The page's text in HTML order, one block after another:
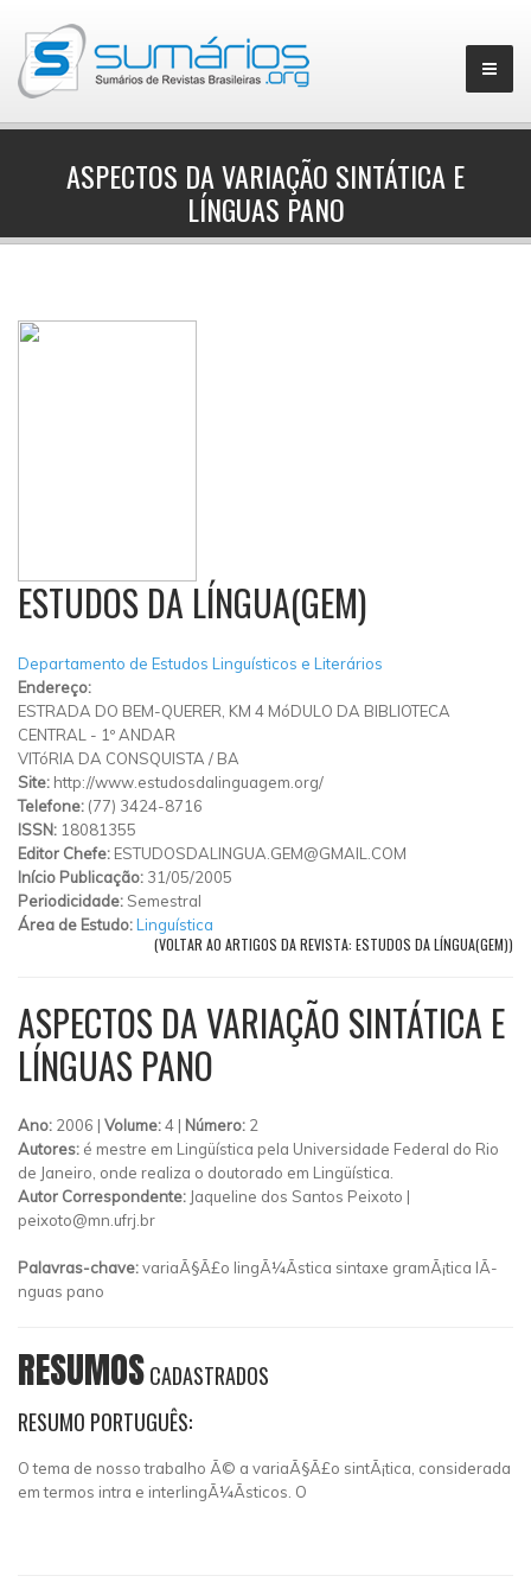
ASPECTOS DA VARIAÇÃO SINTÁTICA E
LÍNGUAS PANO
ESTUDOS DA LÍNGUA(GEM)
Departamento de Estudos Linguísticos e Literários
Endereço:
ESTRADA DO BEM-QUERER, KM 4 MóDULO DA BIBLIOTECA
CENTRAL - 1º ANDAR
VITóRIA DA CONSQUISTA / BA
Site: http://www.estudosdalinguagem.org/
Telefone: (77) 3424-8716
ISSN: 18081355
Editor Chefe: ESTUDOSDALINGUA.GEM@GMAIL.COM
Início Publicação: 31/05/2005
Periodicidade: Semestral
Área de Estudo:Linguística
(VOLTAR AO ARTIGOS DA REVISTA: ESTUDOS DA LÍNGUA(GEM))
ASPECTOS DA VARIAÇÃO SINTÁTICA E
LÍNGUAS PANO
Ano: 2006 | Volume:4 | Número: 2
Autores: é mestre em Lingüística pela Universidade Federal do Rio
de Janeiro, onde realiza o doutorado em Lingüística.
Autor Correspondente: Jaqueline dos Santos Peixoto |
peixoto@mn.ufrj.br
Palavras-chave:variaÃ§Ã£o lingÃ¼Ã­stica sintaxe gramÃ¡tica lÃ­
nguas pano
RESUMOSCADASTRADOS
RESUMO PORTUGUÊS:
O tema de nosso trabalho Ã© a variaÃ§Ã£o sintÃ¡tica, considerada
em termos intra e interlingÃ¼Ã­sticos. O